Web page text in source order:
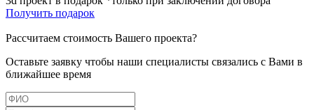
Получить подарок
Рассчитаем стоимость Вашего проекта?
Оставьте заявку чтобы наши специалисты связались с Вами в
ближайшее время